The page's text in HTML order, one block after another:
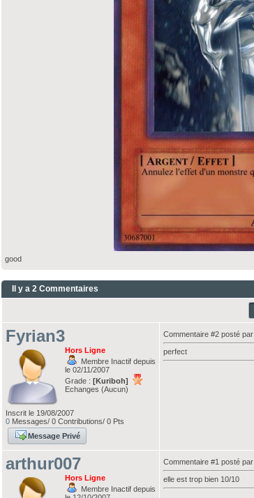
good
Il y a 2 Commentaires
Fyrian3
Hors Ligne
Membre Inactif depuis
le 02/11/2007
Grade : [Kuriboh]
Echanges (Aucun)
Inscrit le 19/08/2007
0Messages/ 0 Contributions/ 0 Pts
Message Privé
Commentaire #2 posté par
perfect
arthur007
Hors Ligne
Membre Inactif depuis
Commentaire #1 posté par
elle est trop bien 10/10